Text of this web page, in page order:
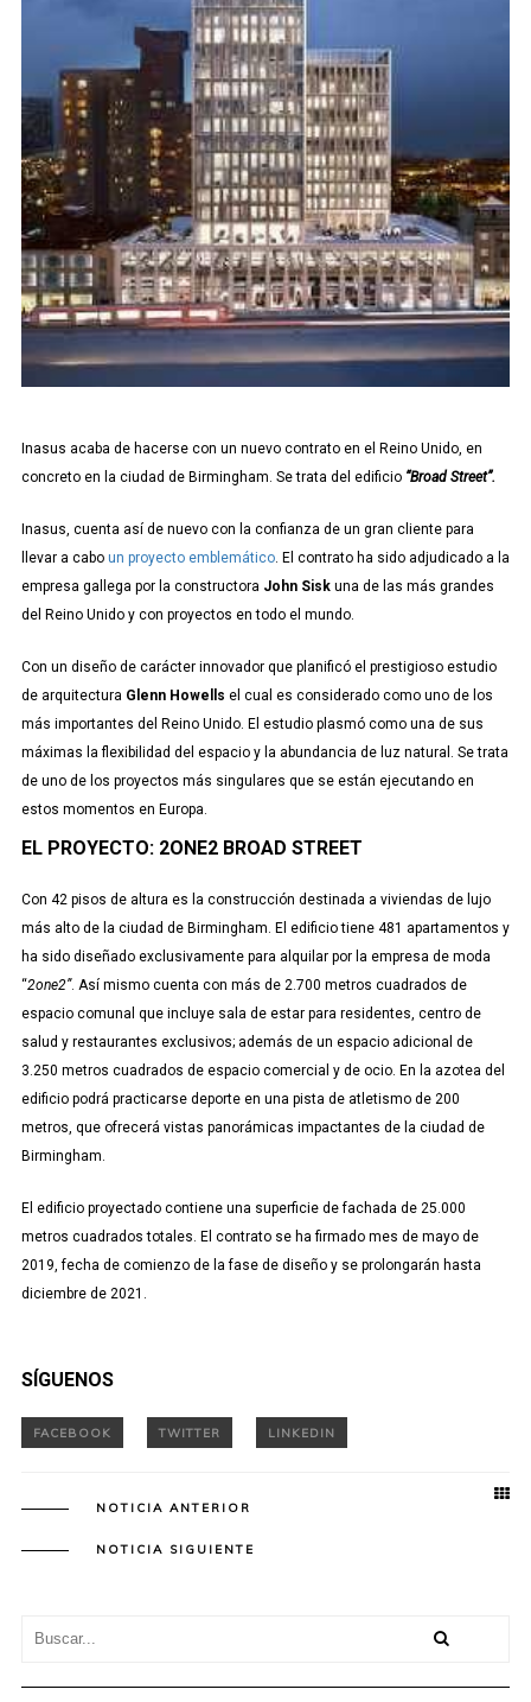
Inasus acaba de hacerse con un nuevo contrato en el Reino Unido, en
concreto en la ciudad de Birmingham. Se trata del edificio “Broad Street”.
Inasus, cuenta así de nuevo con la confianza de un gran cliente para
llevar a caboun proyecto emblemático. El contrato ha sido adjudicado a la
empresa gallega por la constructora John Siskuna de las más grandes
del Reino Unido y con proyectos en todo el mundo.
Con un diseño de carácter innovador que planificó el prestigioso estudio
de arquitectura Glenn Howells el cual es considerado como uno de los
más importantes del Reino Unido. El estudio plasmó como una de sus
máximas la flexibilidad del espacio y la abundancia de luz natural. Se trata
de uno de los proyectos más singulares que se están ejecutando en
estos momentos en Europa.
EL PROYECTO: 2ONE2 BROAD STREET
Con 42 pisos de altura es la construcción destinada a viviendas de lujo
más alto de la ciudad de Birmingham. El edificio tiene 481 apartamentos y
ha sido diseñado exclusivamente para alquilar por la empresa de moda
“2one2”. Así mismo cuenta con más de 2.700 metros cuadrados de
espacio comunal que incluye sala de estar para residentes, centro de
salud y restaurantes exclusivos; además de un espacio adicional de
3.250 metros cuadrados de espacio comercial y de ocio. En la azotea del
edificio podrá practicarse deporte en una pista de atletismo de 200
metros, que ofrecerá vistas panorámicas impactantes de la ciudad de
Birmingham.
El edificio proyectado contiene una superficie de fachada de 25.000
metros cuadrados totales. El contrato se ha firmado mes de mayo de
2019, fecha de comienzo de la fase de diseño y se prolongarán hasta
diciembre de 2021.
SÍGUENOS
NOTICIA ANTERIOR
NOTICIA SIGUIENTE